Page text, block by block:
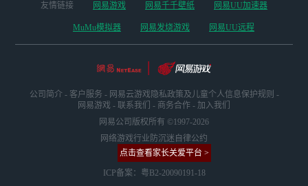
友情链接 网易游戏 网易千千壁纸 网易UU加速器
MuMu模拟器 网易发烧游戏 网易UU远程
公司简介 - 客户服务 - 网易云游戏隐私政策及儿童个人信息保护规则 -
网易游戏 - 联系我们 - 商务合作 - 加入我们
网易公司版权所有 ©1997-2026
网络游戏行业防沉迷自律公约
点击查看家长关爱平台 >
ICP备案：粤B2-20090191-18